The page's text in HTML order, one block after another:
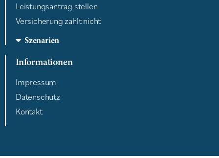
Leistungsantrag stellen
Versicherung zahlt nicht
Szenarien
Informationen
Impressum
Datenschutz
Kontakt